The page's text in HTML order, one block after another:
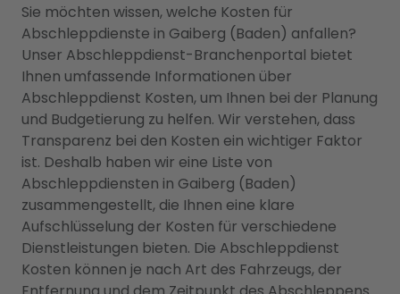
Sie möchten wissen, welche Kosten für
Abschleppdienste in Gaiberg (Baden) anfallen?
Unser Abschleppdienst-Branchenportal bietet
Ihnen umfassende Informationen über
Abschleppdienst Kosten, um Ihnen bei der Planung
und Budgetierung zu helfen. Wir verstehen, dass
Transparenz bei den Kosten ein wichtiger Faktor
ist. Deshalb haben wir eine Liste von
Abschleppdiensten in Gaiberg (Baden)
zusammengestellt, die Ihnen eine klare
Aufschlüsselung der Kosten für verschiedene
Dienstleistungen bieten. Die Abschleppdienst
Kosten können je nach Art des Fahrzeugs, der